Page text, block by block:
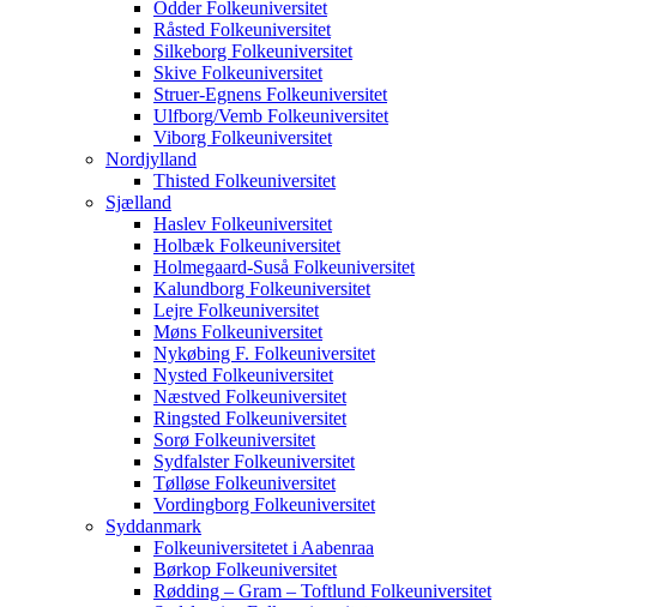
Odder Folkeuniversitet
Råsted Folkeuniversitet
Silkeborg Folkeuniversitet
Skive Folkeuniversitet
Struer-Egnens Folkeuniversitet
Ulfborg/Vemb Folkeuniversitet
Viborg Folkeuniversitet
Nordjylland
Thisted Folkeuniversitet
Sjælland
Haslev Folkeuniversitet
Holbæk Folkeuniversitet
Holmegaard-Suså Folkeuniversitet
Kalundborg Folkeuniversitet
Lejre Folkeuniversitet
Møns Folkeuniversitet
Nykøbing F. Folkeuniversitet
Nysted Folkeuniversitet
Næstved Folkeuniversitet
Ringsted Folkeuniversitet
Sorø Folkeuniversitet
Sydfalster Folkeuniversitet
Tølløse Folkeuniversitet
Vordingborg Folkeuniversitet
Syddanmark
Folkeuniversitetet i Aabenraa
Børkop Folkeuniversitet
Rødding – Gram – Toftlund Folkeuniversitet